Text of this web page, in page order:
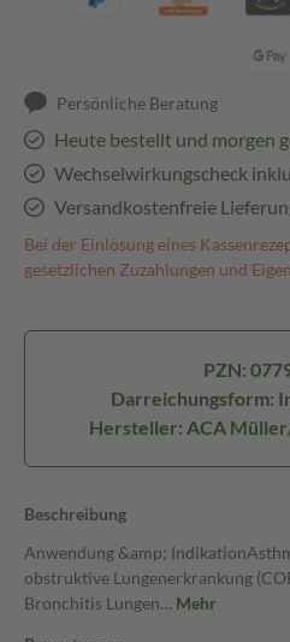
Persönliche Beratung
Heute bestellt und morgen
Wechselwirkungscheck
Versandkostenfreie
Bei der Einlösung eines
gesetzlichen Zuzahlungen und
PZN:
Darreichungsform:
Hersteller: ACA
Beschreibung
Anwendung &amp;
obstruktive Lungenerkrankung
Bronchitis Lungen… Mehr